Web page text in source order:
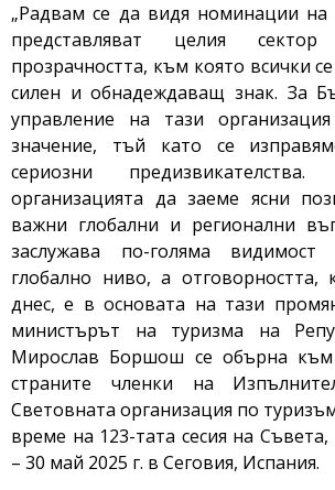
„Радвам се да видя номинации на
представляват целия
прозрачността, към която всички
силен и обнадеждаващ знак. За
управление на тази
значение, тъй като се
сериозни
организацията да заеме ясни
важни глобални и регионални
заслужава по-голяма
глобално ниво, а отговорността,
днес, е в основата на тази
министърът на туризма на
Мирослав Боршош се обърна към
страните членки на
Световната организация по
време на 123-тата сесия на
– 30 май 2025 г. в Сеговия, Испания.